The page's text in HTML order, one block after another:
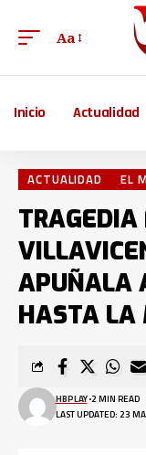
Aa
Inicio Actualidad
ACTUALIDAD EL
APUÑALA
HASTA LA
LAST UPDATED: 23
HBPLAY 2 MIN READ